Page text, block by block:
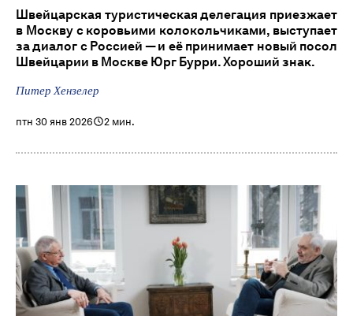
Швейцарская туристическая делегация приезжает
в Москву с коровьими колокольчиками, выступает
за диалог с Россией — и её принимает новый посол
Швейцарии в Москве Юрг Бурри. Хороший знак.
Питер Хензелер
птн 30 янв 2026 2 мин.